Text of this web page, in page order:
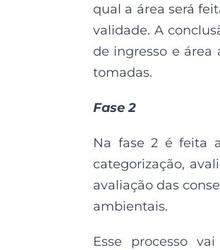
qual a área será
validade. A
de ingresso e
tomadas.
Fase 2
Na fase 2 é feita
categorização,
avaliação das
ambientais.
Esse processo